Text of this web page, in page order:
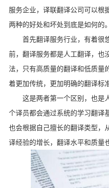
服务企业，译联翻译公司可以根
两种的好处和坏处到底是如何的。
首先翻译服务行业，有着很
前，翻译服务都是人工翻译，也
法，只有高质量的翻译和低质量
着更加传统，更加明确的翻译标
这是两者第一个区别，也是
个译员都会通过系统的学习翻译
也会根据自己擅长的翻译类型，
译经验的增长，翻译水平和质量